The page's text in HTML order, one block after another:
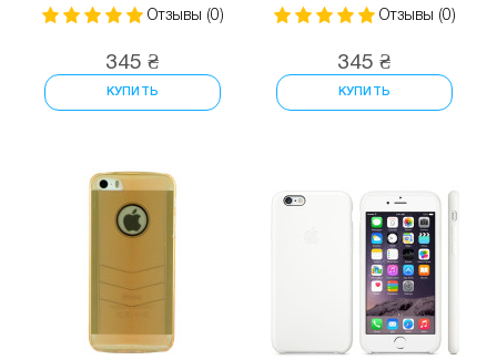
Отзывы (0)
345 ₴
КУПИТЬ
Отзывы (0)
345 ₴
КУПИТЬ